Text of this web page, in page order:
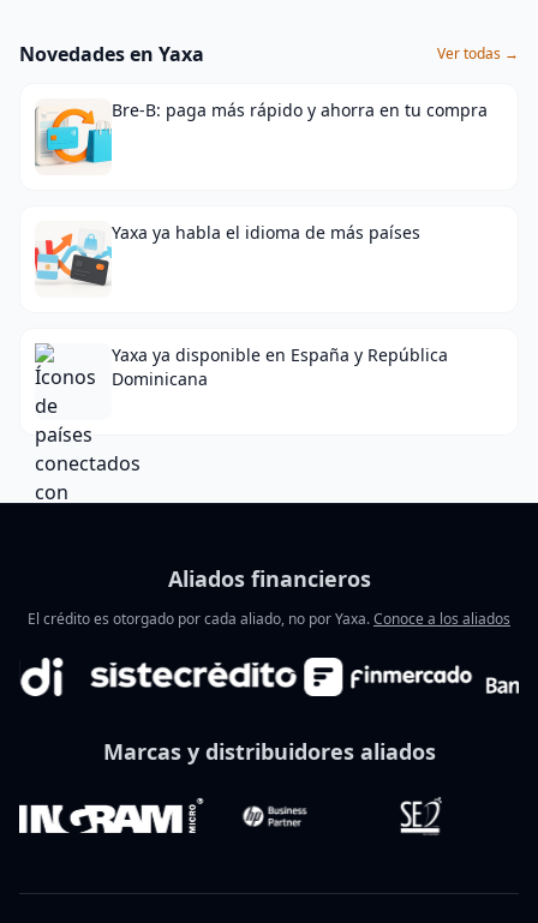
Novedades en Yaxa Ver todas →
Bre-B: paga más rápido y ahorra en tu compra
Yaxa ya habla el idioma de más países
Yaxa ya disponible en España y República
Dominicana
Aliados financieros
El crédito es otorgado por cada aliado, no por Yaxa.Conoce a los aliados
Marcas y distribuidores aliados